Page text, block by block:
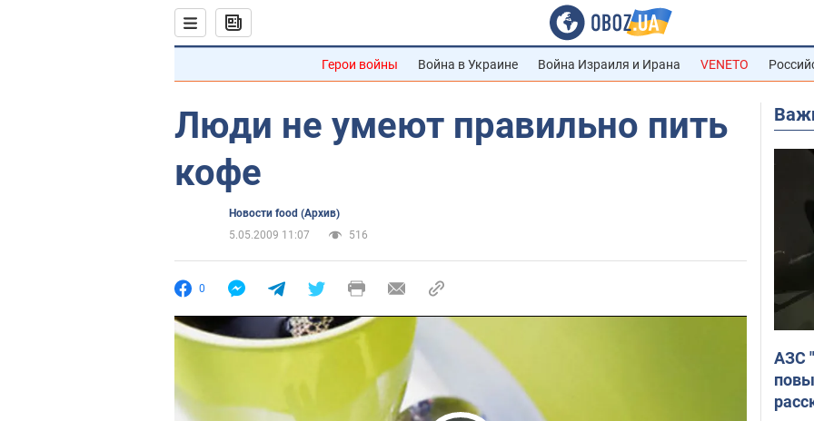
Герои войны Война в Украине Война Израиля и Ирана VENETO
Люди не умеют правильно пить
кофе
Новости food (Архив)
5.05.2009 11:07
516
0
АЗС